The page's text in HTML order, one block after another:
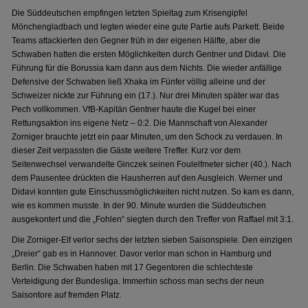
Die Süddeutschen empfingen letzten Spieltag zum Krisengipfel
Mönchengladbach und legten wieder eine gute Partie aufs Parkett. Beide
Teams attackierten den Gegner früh in der eigenen Hälfte, aber die
Schwaben hatten die ersten Möglichkeiten durch Gentner und Didavi. Die
Führung für die Borussia kam dann aus dem Nichts. Die wieder anfällige
Defensive der Schwaben ließ Xhaka im Fünfer völlig alleine und der
Schweizer nickte zur Führung ein (17.). Nur drei Minuten später war das
Pech vollkommen. VfB-Kapitän Gentner haute die Kugel bei einer
Rettungsaktion ins eigene Netz – 0:2. Die Mannschaft von Alexander
Zorniger brauchte jetzt ein paar Minuten, um den Schock zu verdauen. In
dieser Zeit verpassten die Gäste weitere Treffer. Kurz vor dem
Seitenwechsel verwandelte Ginczek seinen Foulelfmeter sicher (40.). Nach
dem Pausentee drückten die Hausherren auf den Ausgleich. Werner und
Didavi konnten gute Einschussmöglichkeiten nicht nutzen. So kam es dann,
wie es kommen musste. In der 90. Minute wurden die Süddeutschen
ausgekontert und die „Fohlen“ siegten durch den Treffer von Raffael mit 3:1.
Die Zorniger-Elf verlor sechs der letzten sieben Saisonspiele. Den einzigen
„Dreier“ gab es in Hannover. Davor verlor man schon in Hamburg und
Berlin. Die Schwaben haben mit 17 Gegentoren die schlechteste
Verteidigung der Bundesliga. Immerhin schoss man sechs der neun
Saisontore auf fremden Platz.